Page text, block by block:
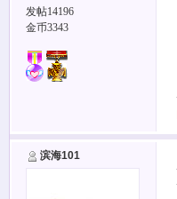
发帖14196
金币3343
滨海101